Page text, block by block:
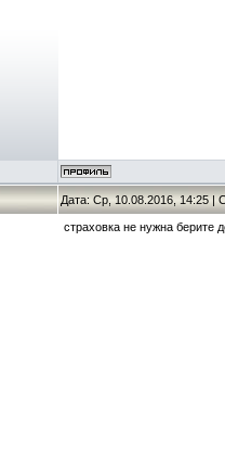
Дата: Ср, 10.08.2016, 14:25 |
страховка не нужна берите